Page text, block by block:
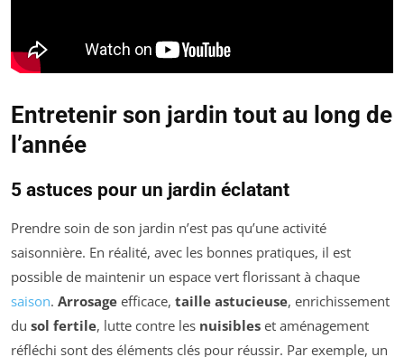
Entretenir son jardin tout au long de
l’année
5 astuces pour un jardin éclatant
Prendre soin de son jardin n’est pas qu’une activité
saisonnière. En réalité, avec les bonnes pratiques, il est
possible de maintenir un espace vert florissant à chaque
saison. Arrosage efficace, taille astucieuse, enrichissement
du sol fertile, lutte contre les nuisibles et aménagement
réfléchi sont des éléments clés pour réussir. Par exemple, un